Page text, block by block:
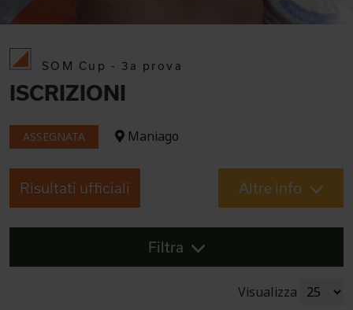
SOM Cup - 3a prova
ISCRIZIONI
ASSEGNATA Maniago
Risultati ufficiali Altre info
Filtra
Visualizza